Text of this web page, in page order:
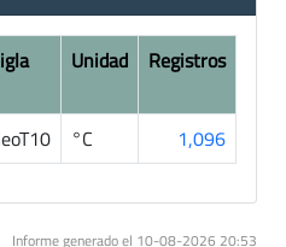
Unidad Registros
°C 1,096
Informe generado el 10-08-2026 20:53